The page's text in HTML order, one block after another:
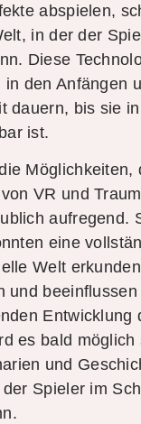
abspielen,
in der der
Diese
den Anfängen
dauern, bis sie
ist.
Möglichkeiten,
VR und
aufregend.
eine
Welt
und
Entwicklung
es bald möglich
und
Spieler im